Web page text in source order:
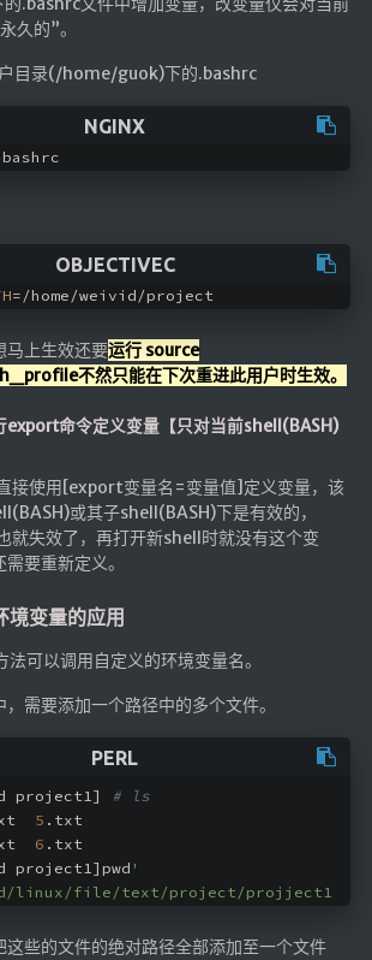
久的”。
目录(/home/guok)下的.bashrc
=/home/weivid/project
马上生效还要运行 source
不然只能在下次重进此用户时生效。
export命令定义变量【只对当前shell(BASH)
接使用[export变量名=变量值]定义变量，该
或其子shell(BASH)下是有效的，
就失效了，再打开新shell时就没有这个变
要重新定义。
境变量的应用
法可以调用自定义的环境变量名。
需要添加一个路径中的多个文件。
project1]
# ls
5 .txt
6 .txt
project1]pwd '
linux/file/text/project/projject1
这些的文件的绝对路径全部添加至一个文件
戏
换特效
分形
线动画
形效果
现效果
策